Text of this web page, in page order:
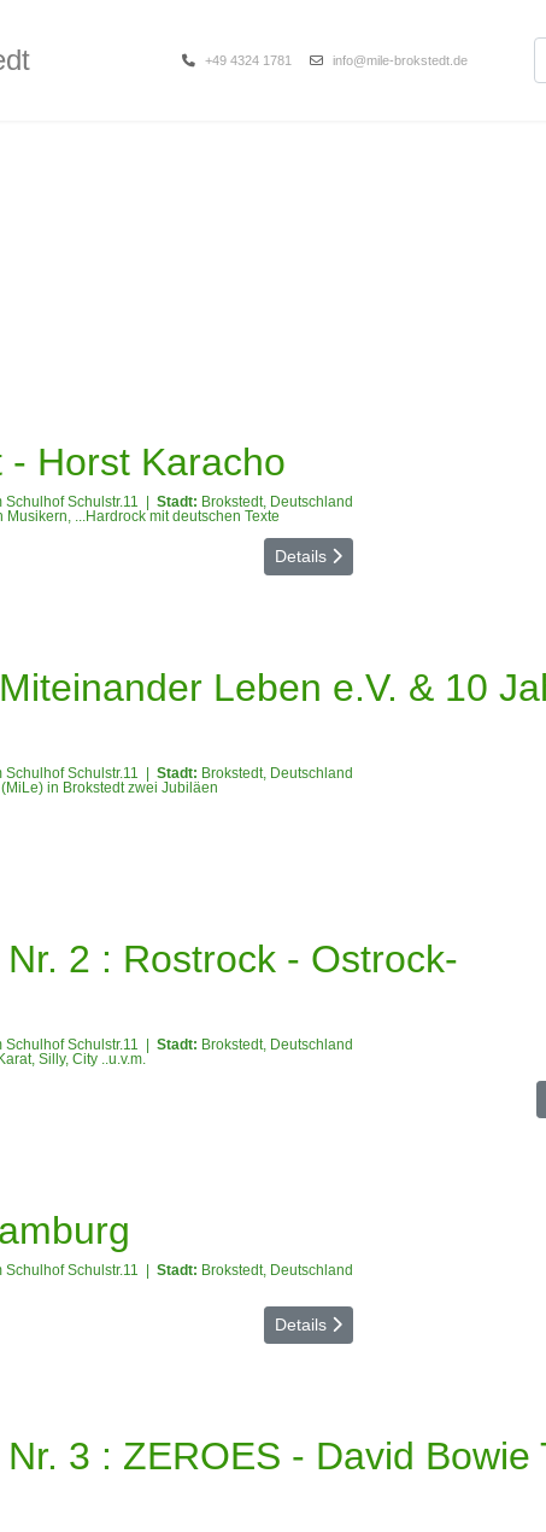
+49 4324 1781 info@mile-brokstedt.de
Horst Karacho
Schulstr.11 Stadt: Brokstedt, Deutschland
...Hardrock mit deutschen Texte
Details
Leben e.V. & 10
Schulstr.11 Stadt: Brokstedt, Deutschland
in Brokstedt zwei Jubiläen
2 : Rostrock - Ostrock-
Schulstr.11 Stadt: Brokstedt, Deutschland
Silly, City ..u.v.m.
Schulstr.11 Stadt: Brokstedt, Deutschland
Details
3 : ZEROES - David Bowie